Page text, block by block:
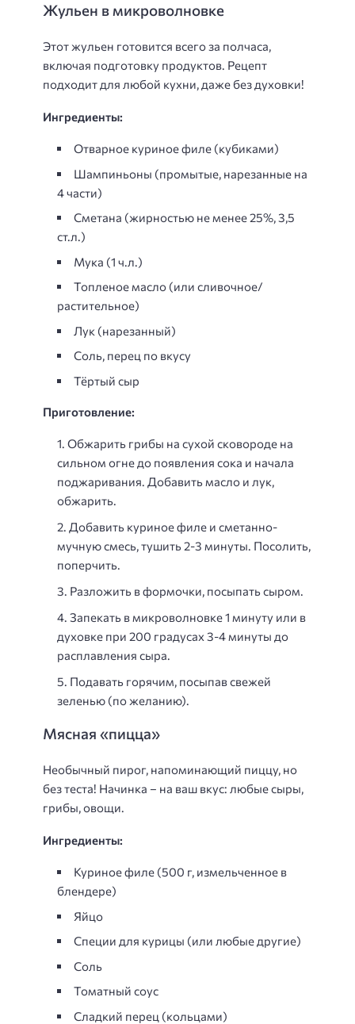
Жульен в микроволновке
Этот жульен готовится всего за полчаса,
включая подготовку продуктов. Рецепт
подходит для любой кухни, даже без духовки!
Ингредиенты:
Отварное куриное филе (кубиками)
Шампиньоны (промытые, нарезанные на
4 части)
Сметана (жирностью не менее 25%, 3,5
ст.л.)
Мука (1 ч.л.)
Топленое масло (или сливочное/
растительное)
Лук (нарезанный)
Соль, перец по вкусу
Тёртый сыр
Приготовление:
Обжарить грибы на сухой сковороде на
сильном огне до появления сока и начала
поджаривания. Добавить масло и лук,
обжарить.
Добавить куриное филе и сметанно-
мучную смесь, тушить 2-3 минуты. Посолить,
поперчить.
Разложить в формочки, посыпать сыром.
Запекать в микроволновке 1 минуту или в
духовке при 200 градусах 3-4 минуты до
расплавления сыра.
Подавать горячим, посыпав свежей
зеленью (по желанию).
Мясная «пицца»
Необычный пирог, напоминающий пиццу, но
без теста! Начинка – на ваш вкус: любые сыры,
грибы, овощи.
Ингредиенты:
Куриное филе (500 г, измельченное в
блендере)
Яйцо
Специи для курицы (или любые другие)
Соль
Томатный соус
Сладкий перец (кольцами)